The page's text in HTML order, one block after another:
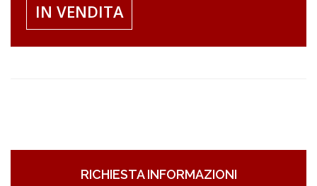
IN VENDITA
RICHIESTA INFORMAZIONI